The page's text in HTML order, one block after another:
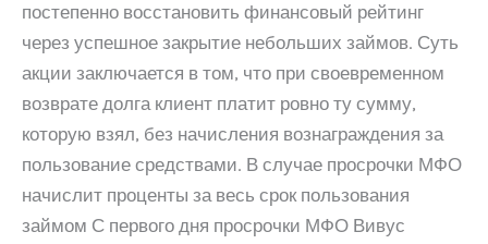
постепенно восстановить финансовый рейтинг
через успешное закрытие небольших займов. Суть
акции заключается в том, что при своевременном
возврате долга клиент платит ровно ту сумму,
которую взял, без начисления вознаграждения за
пользование средствами. В случае просрочки МФО
начислит проценты за весь срок пользования
займом С первого дня просрочки МФО Вивус